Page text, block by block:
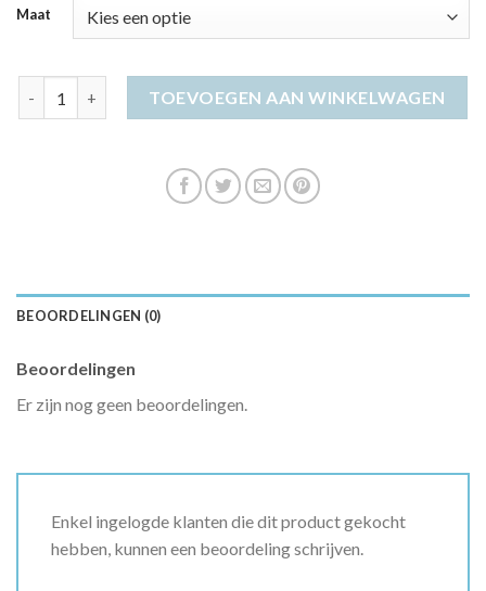
Maat
TOEVOEGEN AAN WINKELWAGEN
BEOORDELINGEN (0)
Beoordelingen
Er zijn nog geen beoordelingen.
Enkel ingelogde klanten die dit product gekocht
hebben, kunnen een beoordeling schrijven.